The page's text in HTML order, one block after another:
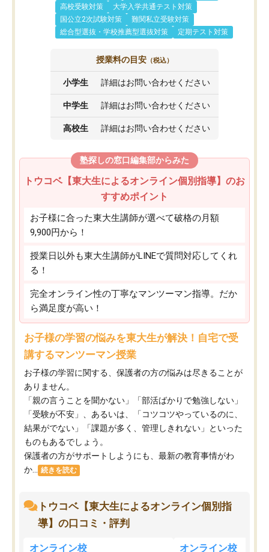
高校受験対策
大学入学共通テスト対策
国公立2次試験対策
難関私立受験対策
総合型選抜・学校推薦型選抜対策
定期テスト対策
授業料の目安 （税込）
小学生 詳細はお問い合わせください
中学生 詳細はお問い合わせください
高校生 詳細はお問い合わせください
塾探しの窓口編集部からみた
トウコベ【東大生によるオンライン個別指導】のお
すすめポイント
お子様に合った東大生講師が選べて破格の月額
9,900円から！
授業日以外も東大生講師がLINEで質問対応してくれ
る！
完全オンライン性の丁寧なマンツーマン指導。だか
ら満足度が高い！
お子様の学習の悩みを東大生が解決！自宅で受
講するマンツーマン授業
お子様の学習に関する、保護者の方の悩みは尽きることが
ありません。
「親の言うことを聞かない」「部活ばかりで勉強しない」
「受験が不安」、あるいは、「コツコツやっているのに、
結果がでない」「課題が多く、管理しきれない」といった
ものもあるでしょう。
保護者の方がサポートしようにも、最新の教育事情がわ
か...
続きを読む
トウコベ【東大生によるオンライン個別指
導】の口コミ・評判
オンライン校 オンライン校